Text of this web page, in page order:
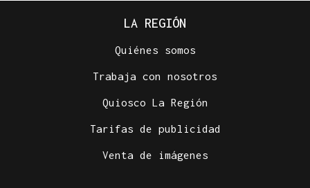
LA REGIÓN
Quiénes somos
Trabaja con nosotros
Quiosco La Región
Tarifas de publicidad
Venta de imágenes